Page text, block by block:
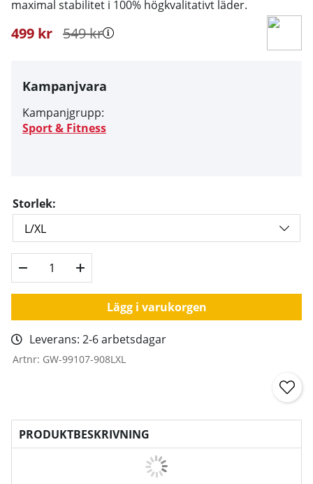
maximal stabilitet i 100% högkvalitativt läder.
549kr
499 kr
Kampanjvara
Kampanjgrupp:
Sport & Fitness
Storlek:
Lägg i varukorgen
Leverans: 2-6 arbetsdagar
Artnr: GW-99107-908LXL
PRODUKTBESKRIVNING